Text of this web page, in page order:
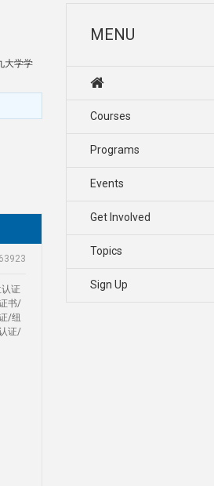
大学学
证
书/
/纽
证/
MENU
Courses
Programs
Events
Get Involved
Topics
Sign Up